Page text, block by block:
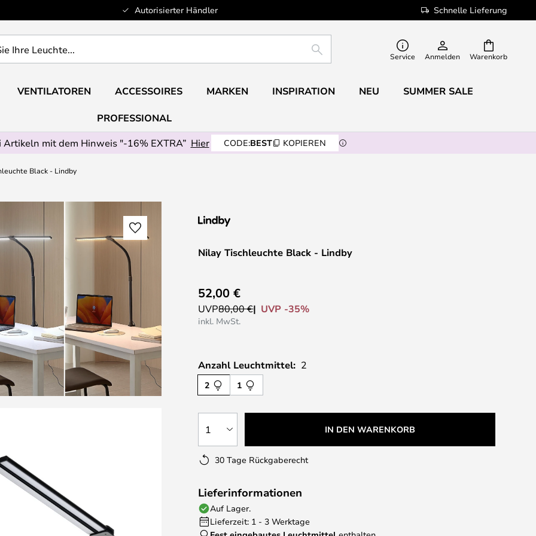
Autorisierter Händler Schnelle Lieferung
Warenkorb
SUCHE Service Anmelden
VENTILATOREN ACCESSOIRES MARKEN INSPIRATION NEU SUMMER SALE
PROFESSIONAL
mit dem Hinweis "-16% EXTRA” Hier CODE:BEST KOPIEREN
Black - Lindby
Nilay Tischleuchte Black - Lindby
52,00 €
UVP80,00 € UVP -35%
inkl. MwSt.
Anzahl Leuchtmittel: 2
2 1
1 IN DEN WARENKORB
30 Tage Rückgaberecht
Lieferinformationen
Auf Lager.
Lieferzeit: 1 - 3 Werktage